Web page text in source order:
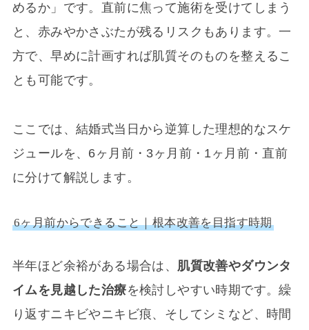
めるか」です。直前に焦って施術を受けてしまう
と、赤みやかさぶたが残るリスクもあります。一
方で、早めに計画すれば肌質そのものを整えるこ
とも可能です。
ここでは、結婚式当日から逆算した理想的なスケ
ジュールを、6ヶ月前・3ヶ月前・1ヶ月前・直前
に分けて解説します。
6ヶ月前からできること｜根本改善を目指す時期
半年ほど余裕がある場合は、 肌質改善やダウンタ
イムを見越した治療を検討しやすい時期です。繰
り返すニキビやニキビ痕、そしてシミなど、時間